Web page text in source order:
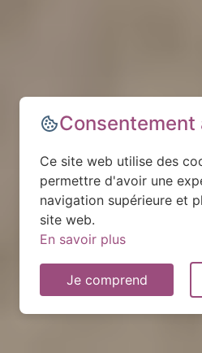
Consentement
Ce site web utilise des
permettre d'avoir une
navigation supérieure et
site web.
En savoir plus
Je comprend